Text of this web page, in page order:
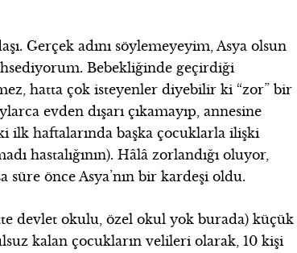
Gerçek adını söylemeyeyim, Asya olsun
Bebekliğinde geçirdiği
hatta çok isteyenler diyebilir ki “zor” bir
evden dışarı çıkamayıp, annesine
ilk haftalarında başka çocuklarla ilişki
hastalığının). Hâlâ zorlandığı oluyor,
süre önce Asya’nın bir kardeşi oldu.
devlet okulu, özel okul yok burada) küçük
kalan çocukların velileri olarak, 10 kişi